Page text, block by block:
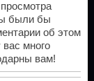
были бы
об этом
много
вам!